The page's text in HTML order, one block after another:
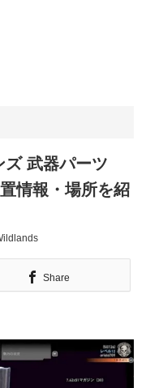
ズ 武器パーツ
情報・場所を紹
Share